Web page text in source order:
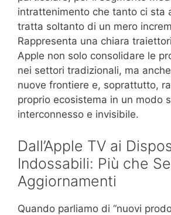
intrattenimento che tanto ci sta
tratta soltanto di un mero
Rappresenta una chiara
Apple non solo consolidare le
nei settori tradizionali, ma
nuove frontiere e, soprattutto,
proprio ecosistema in un modo
interconnesso e invisibile.
Dall’Apple TV ai
Indossabili: Più che
Aggiornamenti
Quando parliamo di “nuovi